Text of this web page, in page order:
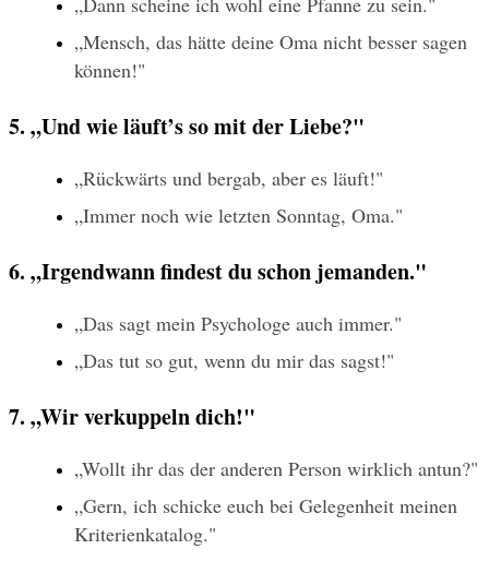
„Mensch, das hätte deine Oma nicht besser sagen
können!"
5. „Und wie läuft’s so mit der Liebe?"
„Rückwärts und bergab, aber es läuft!"
„Immer noch wie letzten Sonntag, Oma."
6. „Irgendwann findest du schon jemanden."
„Das sagt mein Psychologe auch immer."
„Das tut so gut, wenn du mir das sagst!"
7. „Wir verkuppeln dich!"
„Wollt ihr das der anderen Person wirklich antun?"
„Gern, ich schicke euch bei Gelegenheit meinen
Kriterienkatalog."